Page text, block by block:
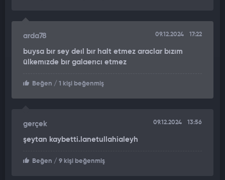
arda78 09.12.2024 17:22
buysa bır sey deıl bır halt etmez araclar bızım
ülkemızde bır galaerıcı etmez
Beğen / 1 kişi beğenmiş
gerçek 09.12.2024 13:56
şeytan kaybetti.lanetullahialeyh
Beğen / 9 kişi beğenmiş